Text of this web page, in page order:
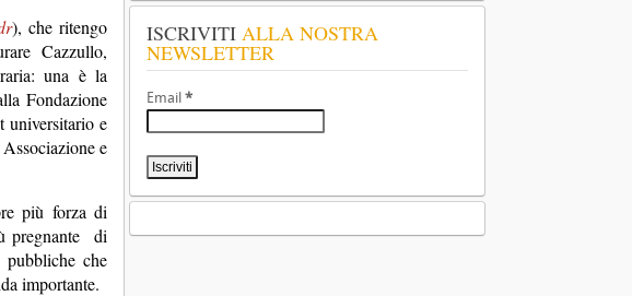
), che ritengo
Cazzullo,
una è la
Fondazione
universitario e
e
più forza di
pregnante di
che
importante.
ISCRIVITI ALLA NOSTRA
NEWSLETTER
Email *